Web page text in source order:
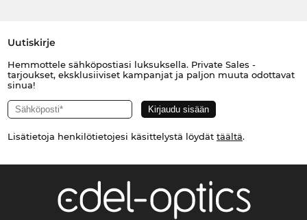
Uutiskirje
Hemmottele sähköpostiasi luksuksella. Private Sales -
tarjoukset, eksklusiiviset kampanjat ja paljon muuta odottavat
sinua!
Lisätietoja henkilötietojesi käsittelystä löydät täältä.